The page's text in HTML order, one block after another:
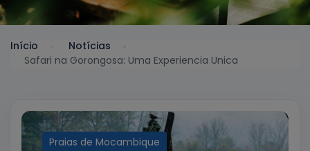
Início
Notícias
Safari na Gorongosa: Uma Experiencia Unica
Praias de Mocambique